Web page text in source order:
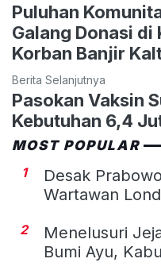
Puluhan
Galang Donasi di
Korban Banjir
Berita Selanjutnya
Pasokan Vaksin
Kebutuhan 6,4
MOST POPULAR
1
Desak
Wartawan
2
Menelusuri
Bumi Ayu,